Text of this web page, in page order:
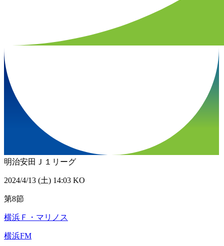
明治安田Ｊ１リーグ
2024/4/13 (土) 14:03 KO
第8節
横浜Ｆ・マリノス
横浜FM